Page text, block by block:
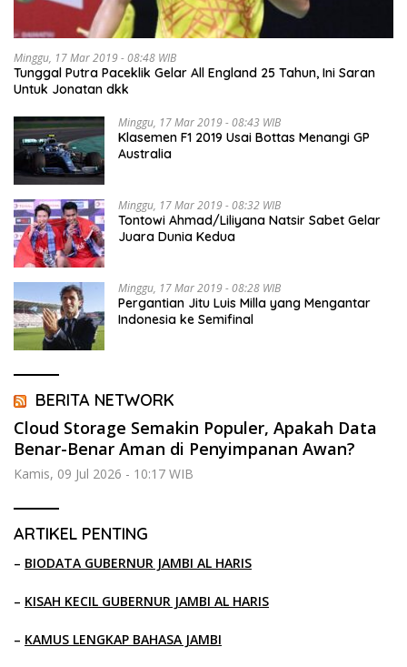
Minggu, 17 Mar 2019 - 08:48 WIB
Tunggal Putra Paceklik Gelar All England 25 Tahun, Ini Saran
Untuk Jonatan dkk
Minggu, 17 Mar 2019 - 08:43 WIB
Klasemen F1 2019 Usai Bottas Menangi GP
Australia
Minggu, 17 Mar 2019 - 08:32 WIB
Tontowi Ahmad/Liliyana Natsir Sabet Gelar
Juara Dunia Kedua
Minggu, 17 Mar 2019 - 08:28 WIB
Pergantian Jitu Luis Milla yang Mengantar
Indonesia ke Semifinal
BERITA NETWORK
Cloud Storage Semakin Populer, Apakah Data
Benar-Benar Aman di Penyimpanan Awan?
Kamis, 09 Jul 2026 - 10:17 WIB
ARTIKEL PENTING
– BIODATA GUBERNUR JAMBI AL HARIS
– KISAH KECIL GUBERNUR JAMBI AL HARIS
– KAMUS LENGKAP BAHASA JAMBI